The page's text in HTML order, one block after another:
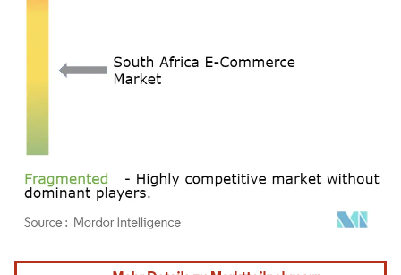
Bild © Mordor Intelligence. Wiederverwendung erfordert Namensnennung gemäß